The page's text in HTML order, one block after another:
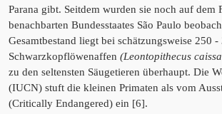
Parana gibt. Seitdem wurden sie noch auf dem
benachbarten Bundesstaates São Paulo
Gesamtbestand liegt bei schätzungsweise 250 -
Schwarzkopflöwenaffen (Leontopithecus
zu den seltensten Säugetieren überhaupt. Die
(IUCN) stuft die kleinen Primaten als vom
(Critically Endangered) ein [6].